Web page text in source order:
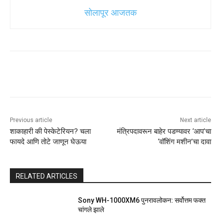
सोलापूर आजतक
Previous article
शाकाहारी की पेस्केटेरियन? चला
फायदे आणि तोटे जाणून घेऊया
Next article
मंत्रिपदावरून बाहेर पडण्यावर ‘आप’चा
‘वॉशिंग मशीन’चा दावा
RELATED ARTICLES
Sony WH-1000XM6 पुनरावलोकन: सर्वोत्तम फक्त
चांगले झाले